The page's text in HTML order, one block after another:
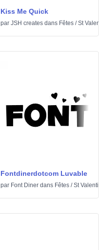
Kiss Me Quick
par JSH creates dans Fêtes /St
Fontdinerdotcom Luvable
par Font Diner dans Fêtes /St